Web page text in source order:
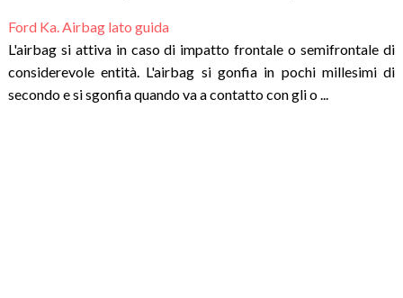
Ford Ka. Airbag lato guida
L'airbag si attiva in caso di impatto frontale o semifrontale di
considerevole entità. L'airbag si gonfia in pochi millesimi di
secondo e si sgonfia quando va a contatto con gli o ...